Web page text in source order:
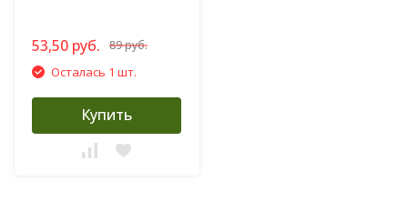
53,50 руб. 89 руб.
Осталась 1 шт.
Купить